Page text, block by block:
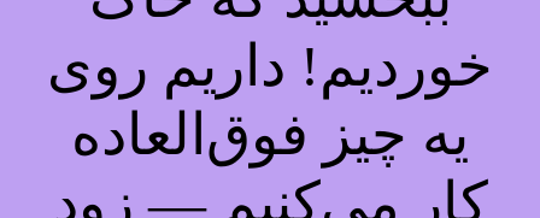
خوردیم! داریم روی
یه چیز فوق‌العاده
کار می‌کنیم — زود